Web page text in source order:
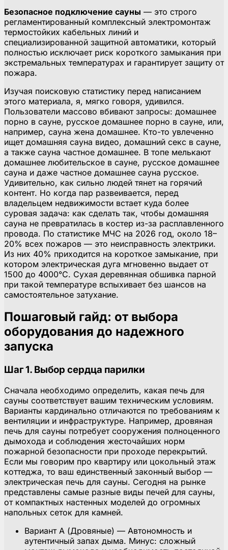
Безопасное подключение сауны — это строго
регламентированный комплексный электромонтаж
термостойких кабельных линий и
специализированной защитной автоматики, который
полностью исключает риск короткого замыкания при
экстремальных температурах и гарантирует защиту от
пожара.
Изучая поисковую статистику перед написанием
этого материала, я, мягко говоря, удивился.
Пользователи массово вбивают запросы: домашнее
порно в сауне, русское домашнее порно в сауне, или,
например, сауна жена домашнее. Кто-то увлеченно
ищет домашняя сауна видео, домашний секс в сауне,
а также сауна частное домашнее. В топе мелькают
домашнее любительское в сауне, русское домашнее
сауна и даже частное домашнее сауна русское.
Удивительно, как сильно людей тянет на горячий
контент. Но когда пар развеивается, перед
владельцем недвижимости встает куда более
суровая задача: как сделать так, чтобы домашняя
сауна не превратилась в костер из-за расплавленного
провода. По статистике МЧС на 2026 год, около 18–
20% всех пожаров — это неисправность электрики.
Из них 40% приходится на короткое замыкание, при
котором электрическая дуга мгновенно выдает от
1500 до 4000°C. Сухая деревянная обшивка парной
при такой температуре вспыхивает без шансов на
самостоятельное затухание.
Пошаговый гайд: от выбора
оборудования до надежного
запуска
Шаг 1. Выбор сердца парилки
Сначала необходимо определить, какая печь для
сауны соответствует вашим техническим условиям.
Варианты кардинально отличаются по требованиям к
вентиляции и инфраструктуре. Например, дровяная
печь для сауны потребует сооружения полноценного
дымохода и соблюдения жесточайших норм
пожарной безопасности при проходе перекрытий.
Если мы говорим про квартиру или цокольный этаж
коттеджа, то ваш единственный законный выбор —
электрическая печь для сауны. Сегодня на рынке
представлены самые разные виды печей для сауны,
от компактных настенных моделей до огромных
напольных сеток для камней.
Вариант А (Дровяные) — Автономность и
аутентичный запах дыма. Минус: сложный